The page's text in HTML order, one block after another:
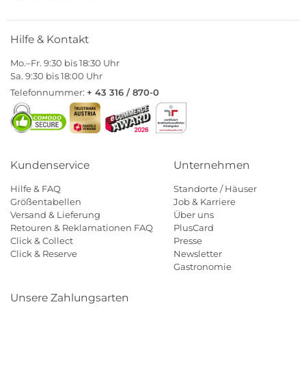
Hilfe & Kontakt
Mo.–Fr. 9:30 bis 18:30 Uhr
Sa. 9:30 bis 18:00 Uhr
Telefonnummer: + 43 316 / 870-0
Kundenservice
Hilfe & FAQ
Größentabellen
Versand & Lieferung
Retouren & Reklamationen FAQ
Click & Collect
Click & Reserve
Unternehmen
Standorte / Häuser
Job & Karriere
Über uns
PlusCard
Presse
Newsletter
Gastronomie
Unsere Zahlungsarten